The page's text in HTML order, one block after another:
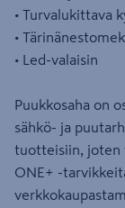
• Turvalukittava
•
• Led-valaisin
Puukkosaha on
sähkö- ja
tuotteisiin, joten
ONE+ -